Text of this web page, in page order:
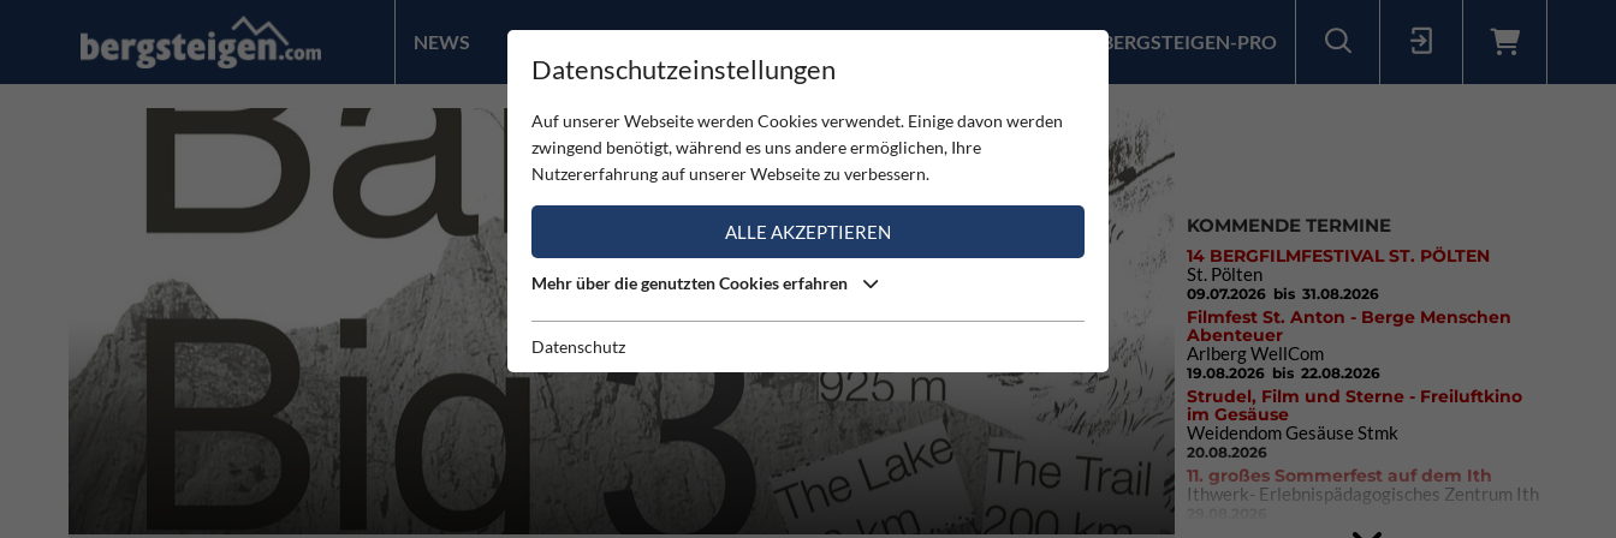
NEWS PRODUKTE BERGSTEIGEN-PRO
KOMMENDE TERMINE
14 BERGFILMFESTIVAL ST. PÖLTEN
St. Pölten
09.07.2026 bis 31.08.2026
Filmfest St. Anton - Berge Menschen
Abenteuer
Arlberg WellCom
19.08.2026 bis 22.08.2026
Strudel, Film und Sterne - Freiluftkino
im Gesäuse
Weidendom Gesäuse Stmk
20.08.2026
11. großes Sommerfest auf dem Ith
Ithwerk- Erlebnispädagogisches Zentrum Ith
Datenschutzeinstellungen
Auf unserer Webseite werden Cookies verwendet. Einige davon werden
zwingend benötigt, während es uns andere ermöglichen, Ihre
Nutzererfahrung auf unserer Webseite zu verbessern.
ALLE AKZEPTIEREN
Mehr über die genutzten Cookies erfahren
Datenschutz